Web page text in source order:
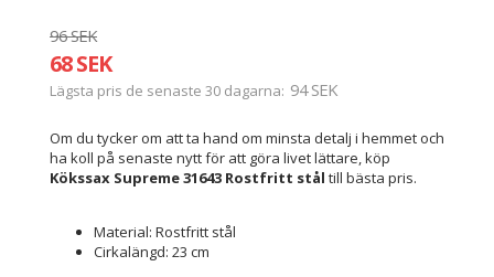
96 SEK
68 SEK
Lägsta pris de senaste 30 dagarna 94 SEK
Om du tycker om att ta hand om minsta detalj i hemmet och
ha koll på senaste nytt för att göra livet lättare, köp
Kökssax Supreme 31643 Rostfritt stål till bästa pris.
Material: Rostfritt stål
Cirkalängd: 23 cm